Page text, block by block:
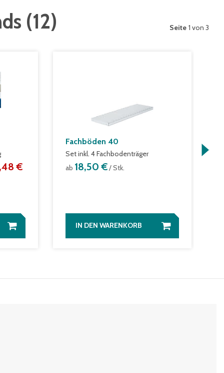
(12) Seite 1 von 3
€
Fachböden 40
Set inkl. 4 Fachbodenträger
ab 18,50 €/ Stk.
IN DEN WARENKORB